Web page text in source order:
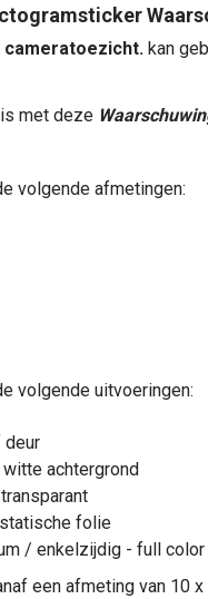
kan
met deze
volgende afmetingen:
volgende uitvoeringen:
deur
witte achtergrond
folie
/ enkelzijdig - full
een afmeting van 10